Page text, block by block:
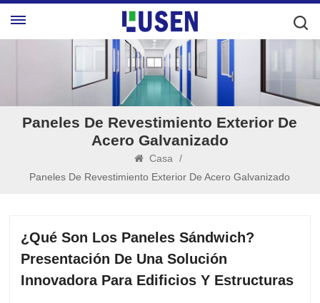
Paneles De Revestimiento Exterior De
Acero Galvanizado
Casa
/
Paneles De Revestimiento Exterior De Acero Galvanizado
¿Qué Son Los Paneles Sándwich?
Presentación De Una Solución
Innovadora Para Edificios Y Estructuras